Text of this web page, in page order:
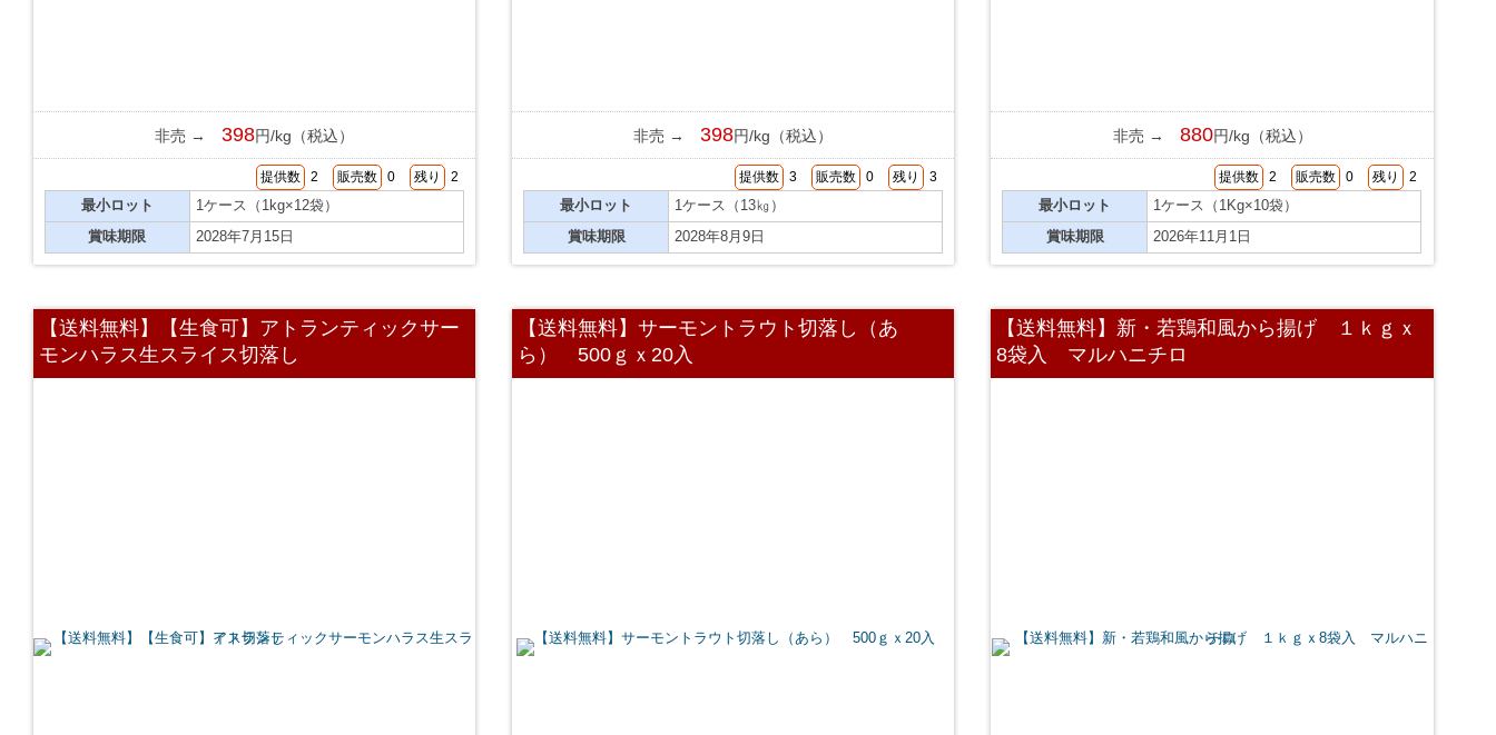
非売 → 398円/kg（税込）
提供数 2 販売数 0 残り 2
最小ロット
1ケース（1kg×12袋）
賞味期限
2028年7月15日
非売 → 398円/kg（税込）
提供数 3 販売数 0 残り 3
最小ロット
1ケース（13㎏）
賞味期限
2028年8月9日
非売 → 880円/kg（税込）
提供数 2 販売数 0 残り 2
最小ロット
1ケース（1Kg×10袋）
賞味期限
2026年11月1日
【送料無料】【生食可】アトランティックサー
モンハラス生スライス切落し
【送料無料】サーモントラウト切落し（あ
ら） 500ｇｘ20入
【送料無料】新・若鶏和風から揚げ １ｋｇｘ
8袋入 マルハニチロ